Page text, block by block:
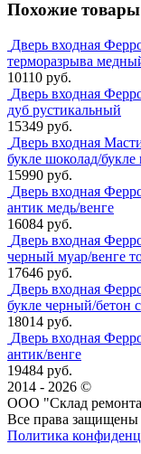
Похожие товары
Дверь входная
терморазрыва
10110 руб.
Дверь входная
дуб рустикальный
15349 руб.
Дверь входная
букле шоколад/букле
15990 руб.
Дверь входная
антик медь/венге
16084 руб.
Дверь входная
черный муар/венге
17646 руб.
Дверь входная
букле черный/бетон
18014 руб.
Дверь входная
антик/венге
19484 руб.
2014 - 2026 ©
ООО "Склад
Все права защищены
Политика